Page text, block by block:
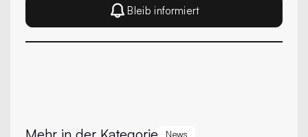
Bleib informiert
News